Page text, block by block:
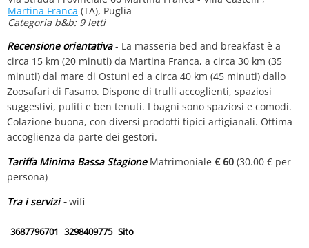
Martina Franca (TA), Puglia
Categoria b&b: 9 letti
Recensione orientativa- La masseria bed and breakfast è a
circa 15 km (20 minuti) da Martina Franca, a circa 30 km (35
minuti) dal mare di Ostuni ed a circa 40 km (45 minuti) dallo
Zoosafari di Fasano. Dispone di trulli accoglienti, spaziosi
suggestivi, puliti e ben tenuti. I bagni sono spaziosi e comodi.
Colazione buona, con diversi prodotti tipici artigianali. Ottima
accoglienza da parte dei gestori.
Tariffa Minima Bassa StagioneMatrimoniale € 60 (30.00 € per
persona)
Tra i servizi -wifi
3687796701 3298409775 Sito